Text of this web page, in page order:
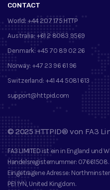
CONTACT
World: +44 207 175 HTTP
Australia: +61 2 8083 9569
Denmark: +45 70 89 02 26
Norway: +47 23 96 61 96
Switzerland: +41 44 5081 613
support@httpid.com
©2025 HTTPID®von FA3
FA3 LIMITEDist ein in England und
Handelsregisternummer: 07661508.
Eingetragene Adresse:
PE1 1YN, United Kingdom.